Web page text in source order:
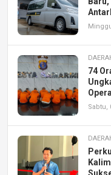
Pool
Baru,
74